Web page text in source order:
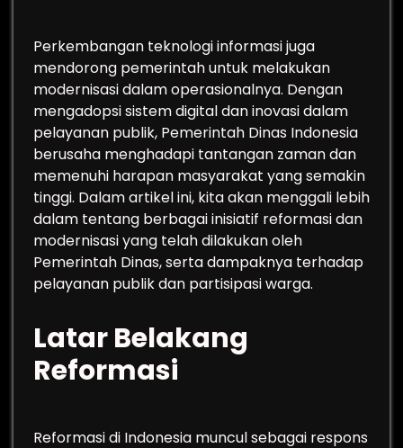
Perkembangan teknologi informasi juga
mendorong pemerintah untuk melakukan
modernisasi dalam operasionalnya. Dengan
mengadopsi sistem digital dan inovasi dalam
pelayanan publik, Pemerintah Dinas Indonesia
berusaha menghadapi tantangan zaman dan
memenuhi harapan masyarakat yang semakin
tinggi. Dalam artikel ini, kita akan menggali lebih
dalam tentang berbagai inisiatif reformasi dan
modernisasi yang telah dilakukan oleh
Pemerintah Dinas, serta dampaknya terhadap
pelayanan publik dan partisipasi warga.
Latar Belakang
Reformasi
Reformasi di Indonesia muncul sebagai respons